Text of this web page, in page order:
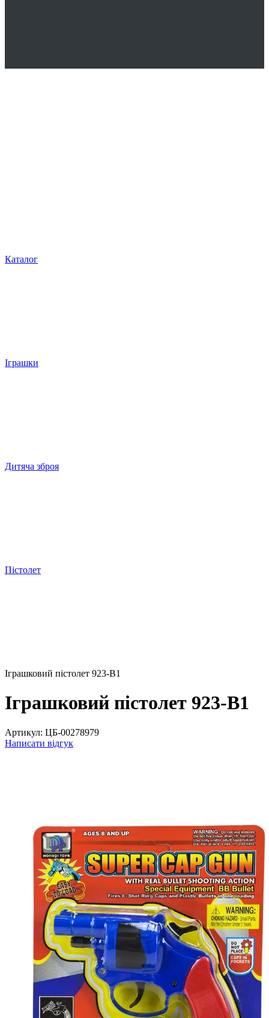
Каталог
Іграшки
Дитяча зброя
Пістолет
Іграшковий пістолет 923-B1
Іграшковий пістолет 923-B1
Артикул: ЦБ-00278979
Написати відгук